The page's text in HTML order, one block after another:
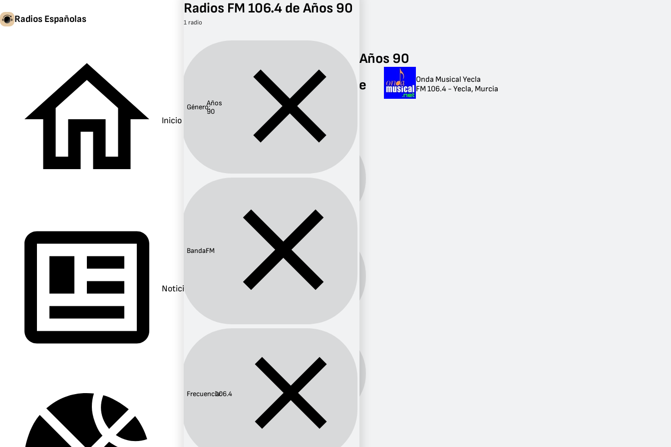
Radios Españolas
Inicio
Noticias
FM 106.4
Radios FM 106.4 de Años 90
Radios FM 106.4 de
Años 90
Género:
Años
Banda:
FM
Frecuencia:
106.4
Onda Musical Yecla
FM 106.4 - Yecla, Murcia
Radios FM 106.4 de Años 90
1 radio
Género:Años
90
Banda:FM
Frecuencia:106.4